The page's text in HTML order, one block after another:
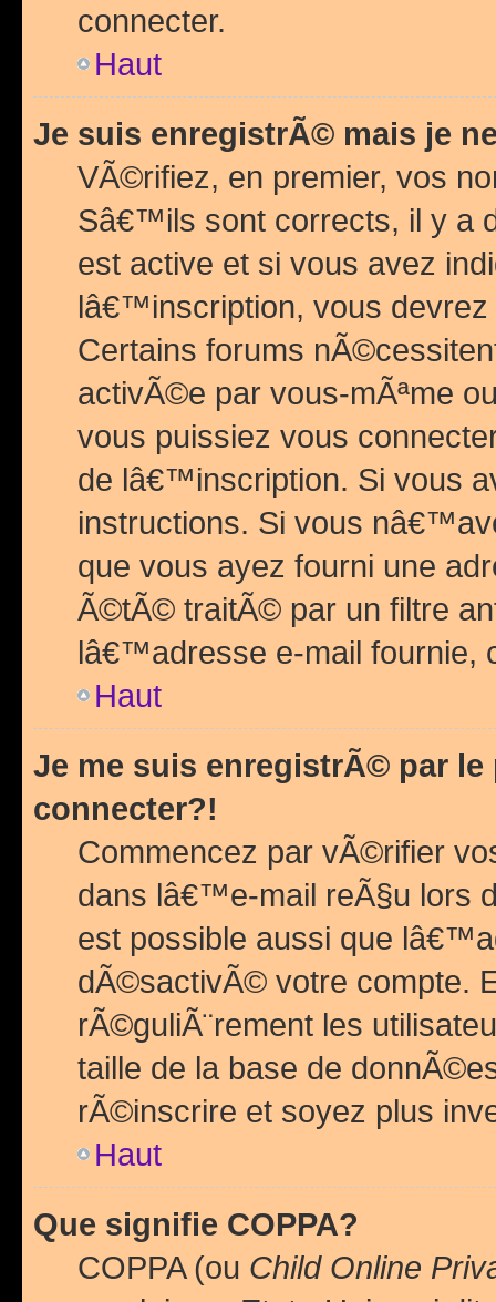
connecter.
Haut
Je suis enregistrÃ© mais je
VÃ©rifiez, en premier, vos
Sâ€™ils sont corrects, il y a
est active et si vous avez
lâ€™inscription, vous
Certains forums
activÃ©e par vous-mÃªme
vous puissiez vous
de lâ€™inscription. Si vous
instructions. Si vous
que vous ayez fourni une
Ã©tÃ© traitÃ© par un filtre
lâ€™adresse e-mail fournie,
Haut
Je me suis enregistrÃ© par
connecter?!
Commencez par vÃ©rifier
dans lâ€™e-mail reÃ§u lors
est possible aussi que
dÃ©sactivÃ© votre compte.
rÃ©guliÃ¨rement les
taille de la base de
rÃ©inscrire et soyez plus
Haut
Que signifie COPPA?
COPPA (ou Child Online